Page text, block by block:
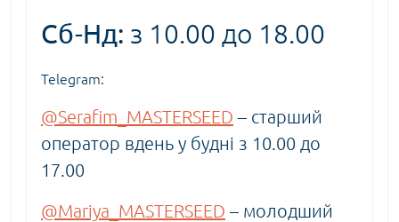
Сб-Нд: з 10.00 до 18.00
Telegram:
@Serafim_MASTERSEED – старший
оператор вдень у будні з 10.00 до
17.00
@Mariya_MASTERSEED – молодший